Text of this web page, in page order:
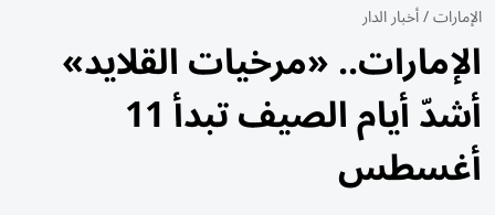
الإمارات/أخبار الدار
الإمارات.. «مرخيات القلايد»
أشدّ أيام الصيف تبدأ 11
أغسطس